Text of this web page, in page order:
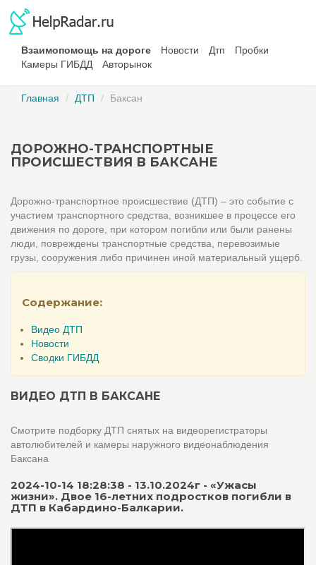
Взаимопомощь на дороге Новости Дтп
Пробки
Камеры ГИБДД
Авторынок
Главная ДТП Баксан
ДОРОЖНО-ТРАНСПОРТНЫЕ
ПРОИСШЕСТВИЯ В БАКСАНЕ
Дорожно-транспортное происшествие (ДТП) – это событие с
участием транспортного средства, возникшее в процессе его
движения по дороге, при котором погибли или были ранены
люди, повреждены транспортные средства, перевозимые
грузы, сооружения либо причинен иной материальный ущерб.
Содержание:
Видео ДТП
Новости
Сводки ГИБДД
ВИДЕО ДТП В БАКСАНЕ
Смотрите подборку ДТП снятых на видеорегистраторы
автолюбителей и камеры наружного видеонаблюдения
Баксана
2024-10-14 18:28:38 - 13.10.2024г - «Ужасы
жизни». Двое 16-летних подростков погибли в
ДТП в Кабардино-Балкарии.